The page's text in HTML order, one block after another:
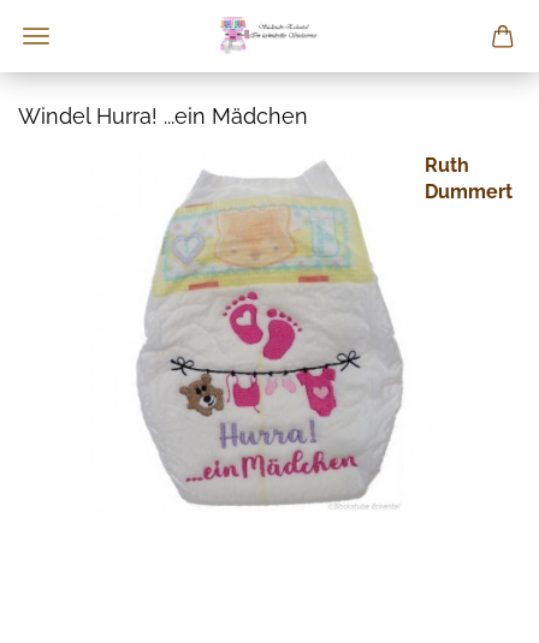
Windel Hurra! ...ein Mädchen
Ruth
Dummert